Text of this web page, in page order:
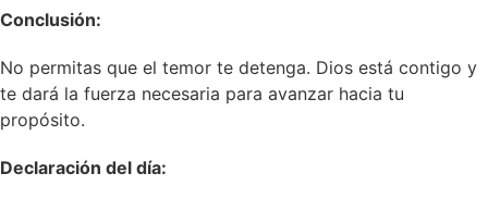
Conclusión:
No permitas que el temor te detenga. Dios está contigo y
te dará la fuerza necesaria para avanzar hacia tu
propósito.
Declaración del día: